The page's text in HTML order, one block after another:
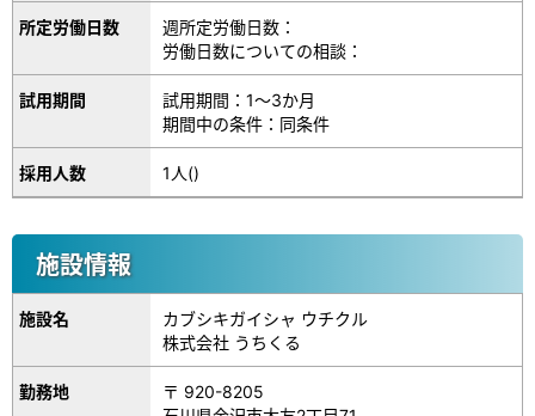
所定労働日数
週所定労働日数：
労働日数についての相談：
試用期間
試用期間：1～3か月
期間中の条件：同条件
採用人数 1人()
施設情報
施設名
カブシキガイシャ ウチクル
株式会社 うちくる
勤務地
〒 920-8205